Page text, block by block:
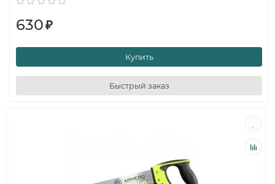
630₽
Купить
Быстрый заказ